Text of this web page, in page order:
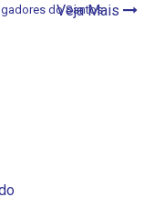
do Santos
Veja Mais